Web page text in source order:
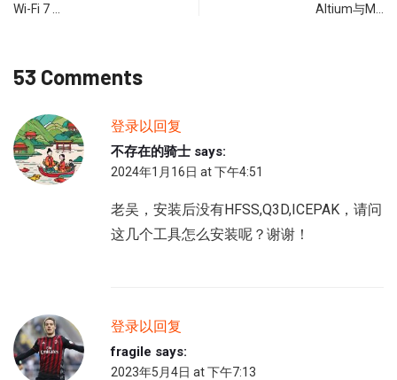
Wi-Fi 7 … Altium与M…
53 Comments
登录以回复
不存在的骑士 says:
2024年1月16日 at 下午4:51
老吴，安装后没有HFSS,Q3D,ICEPAK，请问
这几个工具怎么安装呢？谢谢！
登录以回复
fragile says:
2023年5月4日 at 下午7:13